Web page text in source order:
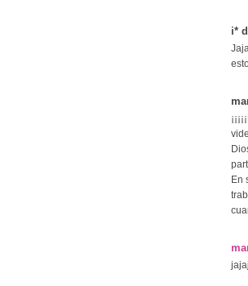
i*
En